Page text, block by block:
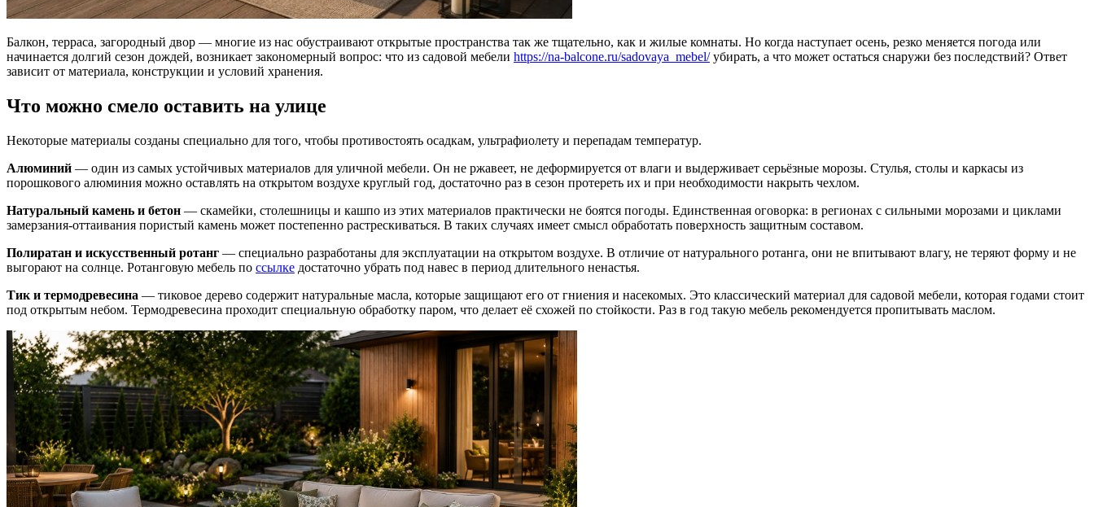
Балкон, терраса, загородный двор — многие из нас обустраивают открытые пространства так же тщательно, как и жилые комнаты. Но когда наступает осень, резко меняется погода или
начинается долгий сезон дождей, возникает закономерный вопрос: что из садовой мебели https://na-balcone.ru/sadovaya_mebel/убирать, а что может остаться снаружи без последствий? Ответ
зависит от материала, конструкции и условий хранения.
Что можно смело оставить на улице
Некоторые материалы созданы специально для того, чтобы противостоять осадкам, ультрафиолету и перепадам температур.
Алюминий — один из самых устойчивых материалов для уличной мебели. Он не ржавеет, не деформируется от влаги и выдерживает серьёзные морозы. Стулья, столы и каркасы из
порошкового алюминия можно оставлять на открытом воздухе круглый год, достаточно раз в сезон протереть их и при необходимости накрыть чехлом.
Натуральный камень и бетон — скамейки, столешницы и кашпо из этих материалов практически не боятся погоды. Единственная оговорка: в регионах с сильными морозами и циклами
замерзания-оттаивания пористый камень может постепенно растрескиваться. В таких случаях имеет смысл обработать поверхность защитным составом.
Полиратан и искусственный ротанг — специально разработаны для эксплуатации на открытом воздухе. В отличие от натурального ротанга, они не впитывают влагу, не теряют форму и не
выгорают на солнце. Ротанговую мебель по ссылке достаточно убрать под навес в период длительного ненастья.
Тик и термодревесина — тиковое дерево содержит натуральные масла, которые защищают его от гниения и насекомых. Это классический материал для садовой мебели, которая годами стоит
под открытым небом. Термодревесина проходит специальную обработку паром, что делает её схожей по стойкости. Раз в год такую мебель рекомендуется пропитывать маслом.